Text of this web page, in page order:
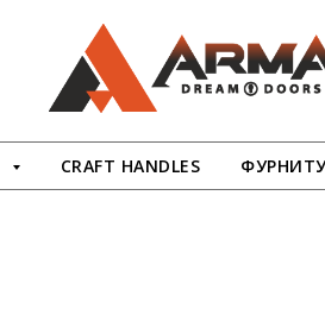
CRAFT HANDLES